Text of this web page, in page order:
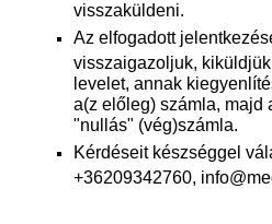
visszaküldeni.
Az elfogadott
visszaigazoljuk,
levelet, annak
a(z előleg) számla, majd
"nullás" (vég)számla.
Kérdéseit készséggel
+36209342760,